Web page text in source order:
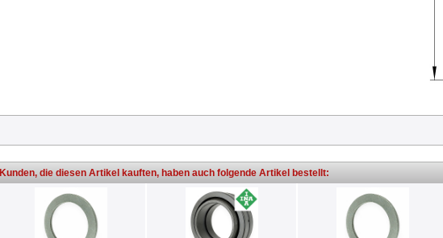
Kunden, die diesen Artikel kauften, haben auch folgende Artikel bestellt: